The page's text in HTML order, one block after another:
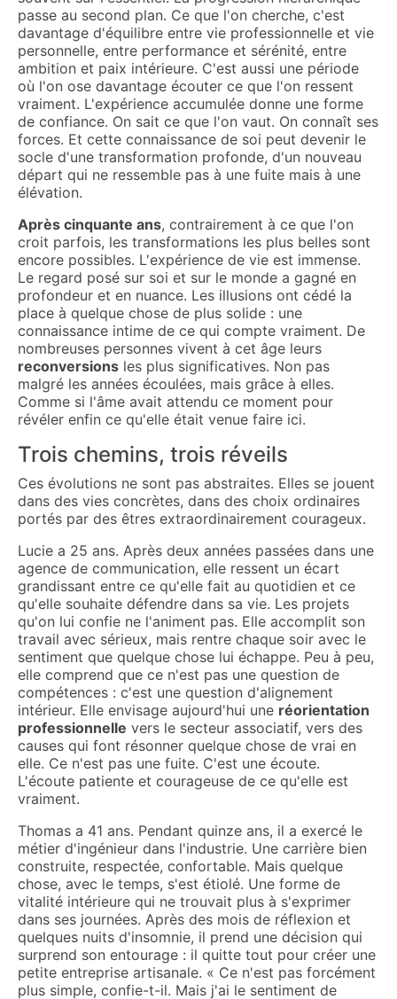
passe au second plan. Ce que l'on cherche, c'est
davantage d'équilibre entre vie professionnelle et vie
personnelle, entre performance et sérénité, entre
ambition et paix intérieure. C'est aussi une période
où l'on ose davantage écouter ce que l'on ressent
vraiment. L'expérience accumulée donne une forme
de confiance. On sait ce que l'on vaut. On connaît ses
forces. Et cette connaissance de soi peut devenir le
socle d'une transformation profonde, d'un nouveau
départ qui ne ressemble pas à une fuite mais à une
élévation.
Après cinquante ans, contrairement à ce que l'on
croit parfois, les transformations les plus belles sont
encore possibles. L'expérience de vie est immense.
Le regard posé sur soi et sur le monde a gagné en
profondeur et en nuance. Les illusions ont cédé la
place à quelque chose de plus solide : une
connaissance intime de ce qui compte vraiment. De
nombreuses personnes vivent à cet âge leurs
reconversions les plus significatives. Non pas
malgré les années écoulées, mais grâce à elles.
Comme si l'âme avait attendu ce moment pour
révéler enfin ce qu'elle était venue faire ici.
Trois chemins, trois réveils
Ces évolutions ne sont pas abstraites. Elles se jouent
dans des vies concrètes, dans des choix ordinaires
portés par des êtres extraordinairement courageux.
Lucie a 25 ans. Après deux années passées dans une
agence de communication, elle ressent un écart
grandissant entre ce qu'elle fait au quotidien et ce
qu'elle souhaite défendre dans sa vie. Les projets
qu'on lui confie ne l'animent pas. Elle accomplit son
travail avec sérieux, mais rentre chaque soir avec le
sentiment que quelque chose lui échappe. Peu à peu,
elle comprend que ce n'est pas une question de
compétences : c'est une question d'alignement
intérieur. Elle envisage aujourd'hui une réorientation
professionnelle vers le secteur associatif, vers des
causes qui font résonner quelque chose de vrai en
elle. Ce n'est pas une fuite. C'est une écoute.
L'écoute patiente et courageuse de ce qu'elle est
vraiment.
Thomas a 41 ans. Pendant quinze ans, il a exercé le
métier d'ingénieur dans l'industrie. Une carrière bien
construite, respectée, confortable. Mais quelque
chose, avec le temps, s'est étiolé. Une forme de
vitalité intérieure qui ne trouvait plus à s'exprimer
dans ses journées. Après des mois de réflexion et
quelques nuits d'insomnie, il prend une décision qui
surprend son entourage : il quitte tout pour créer une
petite entreprise artisanale. « Ce n'est pas forcément
plus simple, confie-t-il. Mais j'ai le sentiment de